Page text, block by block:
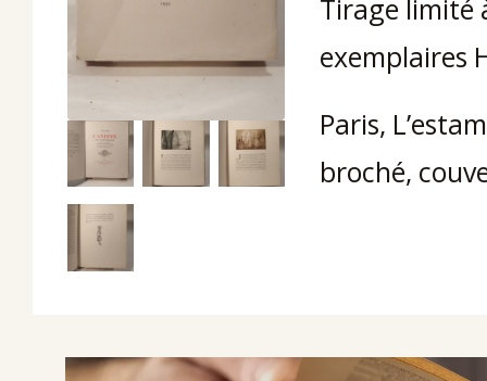
Tirage limité
exemplaires
Paris,
broché,